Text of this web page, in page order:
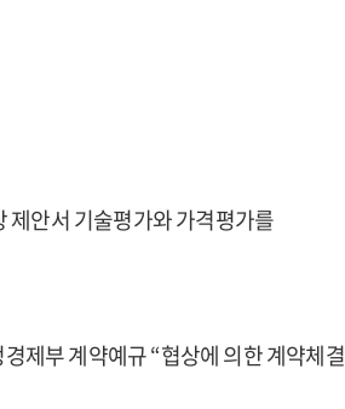
안서 기술평가와 가격평가를
제부 계약예규 “협상에 의한 계약체결